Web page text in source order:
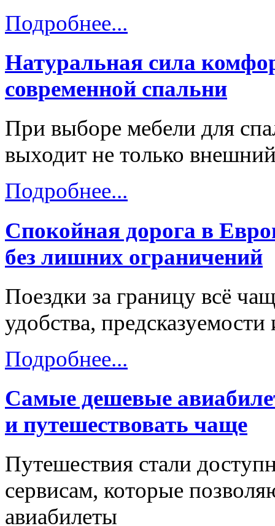
Подробнее...
Натуральная сила
современной спальни
При выборе мебели для
выходит не только
Подробнее...
Спокойная дорога в
без лишних ограничений
Поездки за границу всё
удобства,
Подробнее...
Самые дешевые
и путешествовать чаще
Путешествия стали
сервисам, которые
авиабилеты